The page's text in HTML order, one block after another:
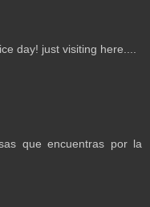
day! just visiting here....
que encuentras por la